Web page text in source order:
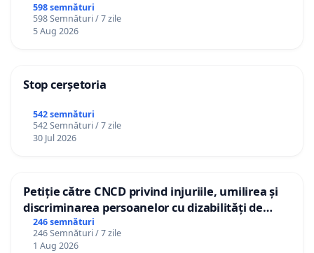
598 semnături
598 Semnături / 7 zile
5 Aug 2026
Stop cerșetoria
542 semnături
542 Semnături / 7 zile
30 Jul 2026
Petiție către CNCD privind injuriile, umilirea și
discriminarea persoanelor cu dizabilități de
către utilizatorul TikTok „Gorici”
246 semnături
246 Semnături / 7 zile
1 Aug 2026